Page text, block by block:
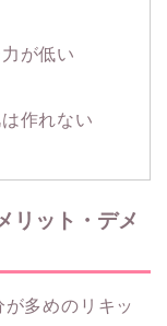
が低い
作れない
リット・デメ
多めのリキッ